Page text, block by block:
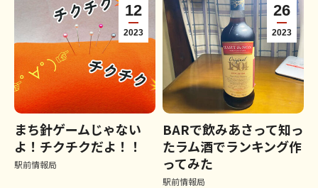
12
2023
まち針ゲームじゃない
よ！チクチクだよ！！
駅前情報局
26
2023
BARで飲みあさって知っ
たラム酒でランキング作
ってみた
駅前情報局